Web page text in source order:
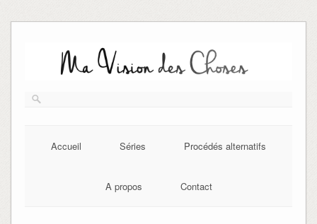
Accueil Séries Procédés alternatifs
A propos Contact